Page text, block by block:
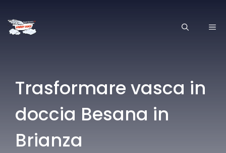
contenuto
Trasformare vasca in
doccia Besana in
Brianza